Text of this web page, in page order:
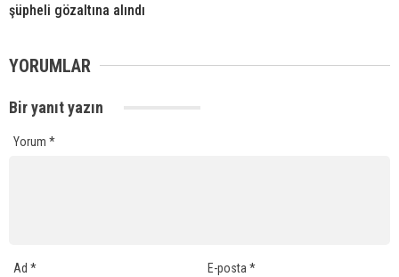
şüpheli gözaltına alındı
YORUMLAR
Bir yanıt yazın
Yorum *
Ad * E-posta*